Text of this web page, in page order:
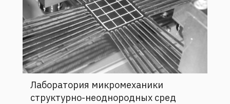
Лаборатория микромеханики
структурно-неоднородных сред